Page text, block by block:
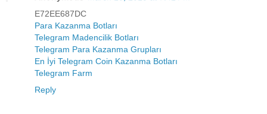
E72EE687DC
Para Kazanma Botları
Telegram Madencilik Botları
Telegram Para Kazanma Grupları
En İyi Telegram Coin Kazanma Botları
Telegram Farm
Reply